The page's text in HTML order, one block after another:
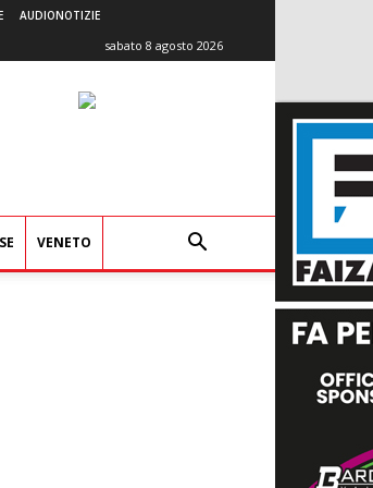
AUDIONOTIZIE
sabato 8 agosto 2026
VENETO